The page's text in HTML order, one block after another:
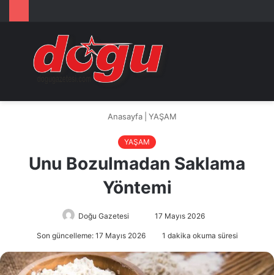
Arama
Anasayfa YAŞAM
YAŞAM
Unu Bozulmadan Saklama
Yöntemi
Doğu Gazetesi
göndermek
17 Mayıs 2026
Son güncelleme: 17 Mayıs 2026 1 dakika okuma süresi